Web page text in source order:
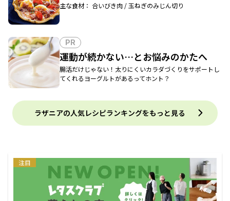
主な食材： 合いびき肉 / 玉ねぎのみじん切り
PR
運動が続かない…とお悩みのかたへ
腸活だけじゃない！太りにくいカラダづくりをサポートし
てくれるヨーグルトがあるってホント？
ラザニアの人気レシピランキングをもっと見る
注目